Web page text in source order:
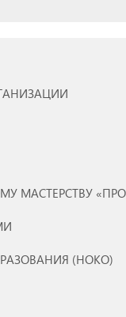
МАСТЕРСТВУ
(НОКО)